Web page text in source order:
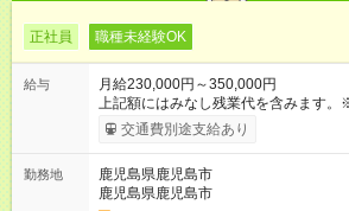
正社員 職種未経験OK
給与
月給230,000円～350,000円
上記額にはみなし残業代を含みます。
ます。 みなし残業代 15,583円／月 み
〈資格手当〉 カテゴリー別SIS検定 カテゴリー別に分かれた検
000円～8，000円/月 ※手当合計30，
受験可能(受験資格を満たす必要あり) 【試用期間】試用期間あり
交通費別途支給あり
勤務地
鹿児島県鹿児島市
鹿児島県鹿児島市